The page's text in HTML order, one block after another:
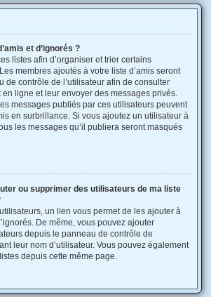
et d’ignorés ?
listes afin d’organiser et trier certains
membres ajoutés à votre liste d’amis seront
de contrôle de l’utilisateur afin de consulter
ligne et leur envoyer des messages privés.
messages publiés par ces utilisateurs peuvent
en surbrillance. Si vous ajoutez un utilisateur à
les messages qu’il publiera seront masqués
ou supprimer des utilisateurs de ma liste
un lien vous permet de les ajouter à
De même, vous pouvez ajouter
depuis le panneau de contrôle de
leur nom d’utilisateur. Vous pouvez également
depuis cette même page.